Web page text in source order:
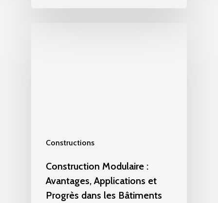
Constructions
Construction Modulaire :
Avantages, Applications et
Progrès dans les Bâtiments